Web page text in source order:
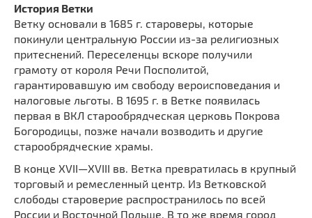
История Ветки
Ветку основали в 1685 г. староверы, которые
покинули центральную России из-за религиозных
притеснений. Переселенцы вскоре получили
грамоту от короля Речи Посполитой,
гарантировавшую им свободу вероисповедания и
налоговые льготы. В 1695 г. в Ветке появилась
первая в ВКЛ старообрядческая церковь Покрова
Богородицы, позже начали возводить и другие
старообрядческие храмы.
В конце XVII—XVIII вв. Ветка превратилась в крупный
торговый и ремесленный центр. Из Ветковской
слободы староверие распространилось по всей
России и Восточной Польше. В то же время город